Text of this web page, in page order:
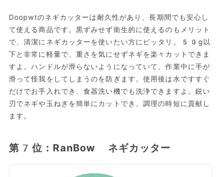
Doopwtのネギカッターは耐久性があり、長期間でも安心し
て使える商品です。黒ずみせず衛生的に使えるのもメリット
で、清潔にネギカッターを使いたい方にピッタリ。50g以
下と非常に軽量で、重さを気にせずネギを楽々カットできま
すよ。ハンドルが滑らないようになっていて、作業中に手が
滑って怪我をしてしまうのを防ぎます。使用後は水ですすぐ
だけでお手入れでき、食器洗い機でも洗浄できますよ。鋭い
刃でネギや玉ねぎを簡単にカットでき、調理の時短に貢献し
ます。
第7位：RanBow ネギカッター